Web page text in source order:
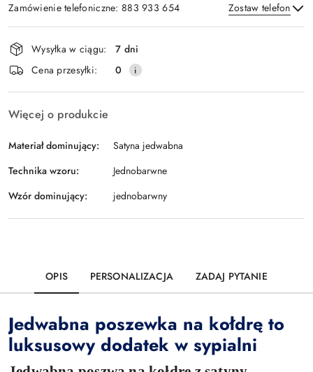
Zamówienie telefoniczne: 883 933 654 Zostaw telefon
Wyślij
Dostępność
i
dostawa
Wysyłka w ciągu:
7 dni
Cena przesyłki:
0
Więcej o produkcie
Materiał dominujący:
Satyna jedwabna
Technika wzoru:
Jednobarwne
Wzór dominujący:
jednobarwny
OPIS PERSONALIZACJA ZADAJ PYTANIE
Jedwabna poszewka na kołdrę to
luksusowy dodatek w sypialni